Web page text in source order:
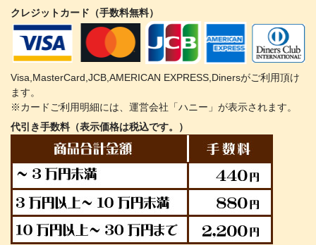
クレジットカード（手数料無料）
Visa,MasterCard,JCB,AMERICAN EXPRESS,Dinersがご利用頂け
ます。
※カードご利用明細には、運営会社「ハニー」が表示されます。
代引き手数料（表示価格は税込です。）